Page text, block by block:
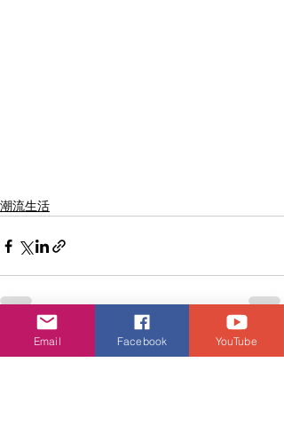
潮流生活
相關文章 查看全部
Email Facebook YouTube